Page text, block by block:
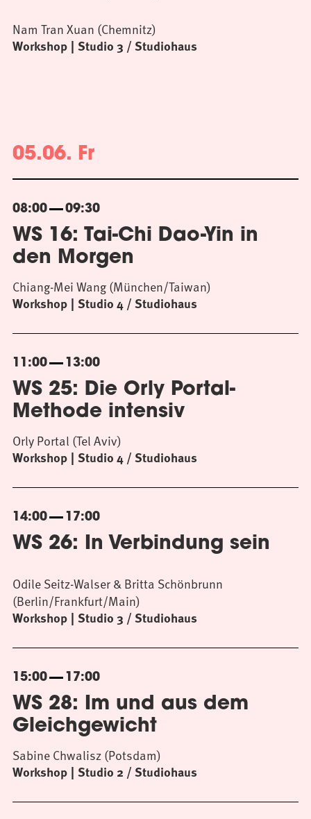
Workshop Studio 3 / Studiohaus
Nam Tran Xuan (Chemnitz)
05.06. Fr
08:00 09:30
WS 16: Tai-Chi Dao-Yin in
den Morgen
Workshop Studio 4 / Studiohaus
Chiang-Mei Wang (München/Taiwan)
11:00 13:00
WS 25: Die Orly Portal-
Methode intensiv
Workshop Studio 4 / Studiohaus
Orly Portal (Tel Aviv)
14:00 17:00
WS 26: In Verbindung sein
Workshop Studio 3 / Studiohaus
Odile Seitz-Walser & Britta Schönbrunn
(Berlin/Frankfurt/Main)
15:00 17:00
WS 28: Im und aus dem
Gleichgewicht
Workshop Studio 2 / Studiohaus
Sabine Chwalisz (Potsdam)